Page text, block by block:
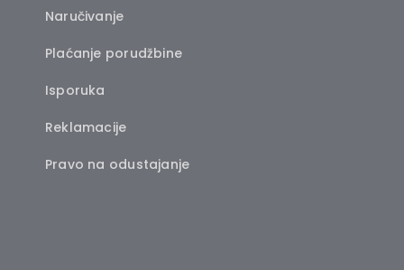
Naručivanje
Plaćanje porudžbine
Isporuka
Reklamacije
Pravo na odustajanje